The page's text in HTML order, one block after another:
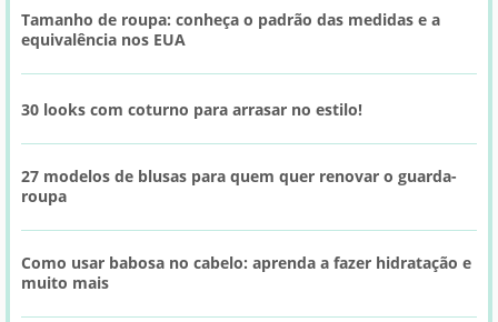
Tamanho de roupa: conheça o padrão das medidas e a
equivalência nos EUA
30 looks com coturno para arrasar no estilo!
27 modelos de blusas para quem quer renovar o guarda-
roupa
Como usar babosa no cabelo: aprenda a fazer hidratação e
muito mais